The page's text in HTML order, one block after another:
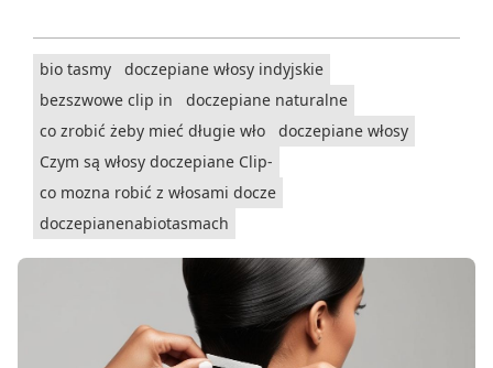
dodadzą Ci pewności siebie i podkreślą
Twój niepowtarzalny styl. Oto kilka
propozycji fryzur idealnych na
Walentynki!
bio tasmy
doczepiane włosy indyjskie
bezszwowe clip in
doczepiane naturalne
co zrobić żeby mieć długie wło
doczepiane włosy
Czym są włosy doczepiane Clip-
co mozna robić z włosami docze
doczepianenabiotasmach